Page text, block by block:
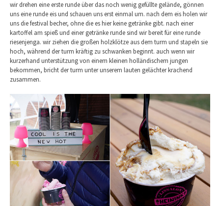
wir drehen eine erste runde über das noch wenig gefüllte gelände, gönnen
uns eine runde eis und schauen uns erst einmal um. nach dem eis holen wir
uns die festival becher, ohne die es hier keine getränke gibt. nach einer
kartoffel am spieß und einer getränke runde sind wir bereit für eine runde
riesenjenga. wir ziehen die großen holzklötze aus dem turm und stapeln sie
hoch, während der turm kräftig zu schwanken beginnt. auch wenn wir
kurzerhand unterstützung von einem kleinen holländischem jungen
bekommen, bricht der turm unter unserem lauten gelächter krachend
zusammen.